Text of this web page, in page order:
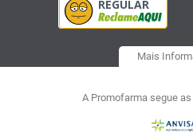
Mais
A Promofarma segue